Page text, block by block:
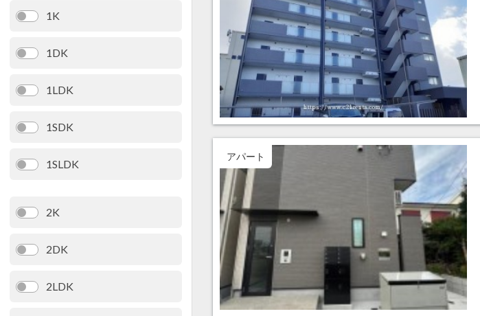
1K
1DK
1LDK
1SDK
1SLDK
2K
2DK
2LDK
アパート